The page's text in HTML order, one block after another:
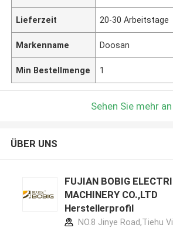
Lieferzeit 20-30 Arbeitstage
Markenname Doosan
Min Bestellmenge 1
Sehen Sie mehr an
ÜBER UNS
FUJIAN BOBIG
MACHINERY CO.,LTD
Herstellerprofil
NO.8 Jinye Road,Tiehu